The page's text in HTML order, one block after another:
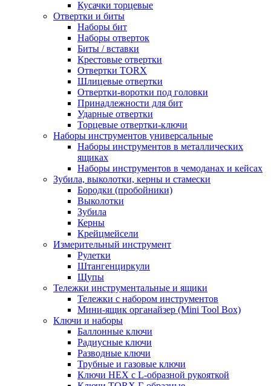
Кусачки торцевые
Отвертки и биты
Наборы бит
Наборы отверток
Биты / вставки
Крестовые отвертки
Отвертки TORX
Шлицевые отвертки
Отвертки-воротки под головки
Принадлежности для бит
Ударные отвертки
Торцевые отвертки-ключи
Наборы инструментов универсальные
Наборы инструментов в металлических
ящиках
Наборы инструментов в чемоданах и кейсах
Зубила, выколотки, керны и стамески
Бородки (пробойники)
Выколотки
Зубила
Керны
Крейцмейсели
Измерительный инструмент
Рулетки
Штангенциркули
Щупы
Тележки инструментальные и ящики
Тележки с набором инструментов
Мини-ящик органайзер (Mini Tool Box)
Ключи и наборы
Баллонные ключи
Радиусные ключи
Разводные ключи
Трубные и газовые ключи
Ключи HEX с L-образной рукояткой